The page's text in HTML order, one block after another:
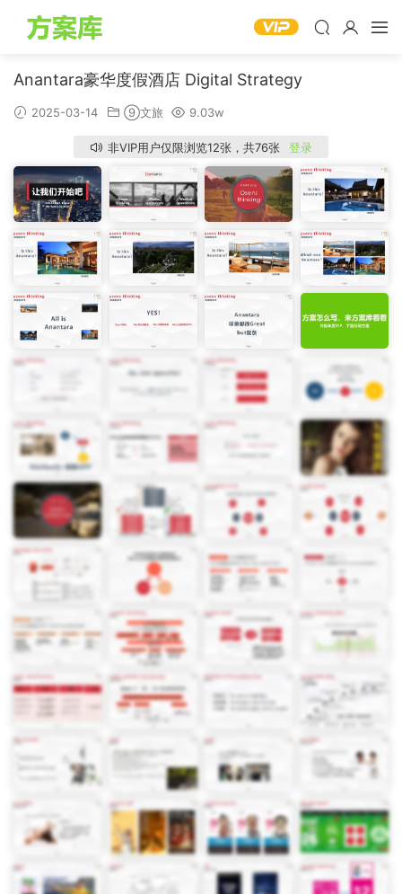
Anantara豪华度假酒店 Digital Strategy
2025-03-14 ⑨文旅 9.03w
非VIP用户仅限浏览12张，共76张 登录